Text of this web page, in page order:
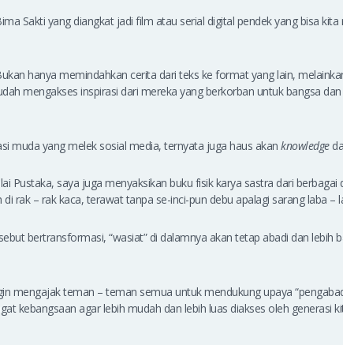
Sakti yang diangkat jadi film atau serial digital pendek yang bisa kita
hanya memindahkan cerita dari teks ke format yang lain,
mengakses inspirasi dari mereka yang berkorban untuk bangsa
muda yang melek sosial media, ternyata juga haus akanknowledge
Pustaka, saya juga menyaksikan buku fisik karya sastra dari berbagai
rak – rak kaca, terawat tanpa se-inci-pun debu apalagi sarang laba –
bertransformasi, “wasiat” di dalamnya akan tetap abadi dan lebih
mengajak teman – teman semua untuk mendukung upaya
kebangsaan agar lebih mudah dan lebih luas diakses oleh generasi